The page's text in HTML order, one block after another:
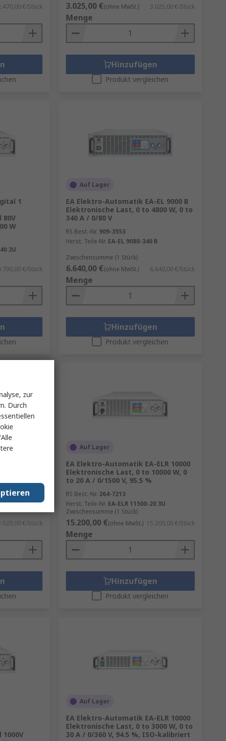
€/Stück 3.025,00 €(ohne MwSt.) 3.025,00 €/Stück
Menge
Hinzufügen
Produkt vergleichen
1
W
3U
€/Stück
Auf Lager
EA Elektro-Automatik EA-EL 9000 B
Elektronische Last, 0 to 4800 W, 0 to
340 A / 0/80 V
RS Best.-Nr. 909-3553
Herst. Teile-Nr. EA-EL 9080-340 B
Zwischensumme (1 Stück)
6.640,00 €(ohne MwSt.) 6.640,00 €/Stück
Menge
Hinzufügen
Produkt vergleichen
DT
€/Stück
Auf Lager
EA Elektro-Automatik EA-ELR 10000
Elektronische Last, 0 to 10000 W, 0
to 20 A / 0/1500 V, 95.5 %
RS Best.-Nr. 264-7213
Herst. Teile-Nr. EA-ELR 11500-20 3U
Zwischensumme (1 Stück)
15.200,00 €(ohne MwSt.) 15.200,00 €/Stück
Menge
Hinzufügen
Produkt vergleichen
Auf Lager
EA Elektro-Automatik EA-ELR 10000
Elektronische Last, 0 to 3000 W, 0 to
30 A / 0/360 V, 94.5 %, ISO-kalibriert
zur
Durch